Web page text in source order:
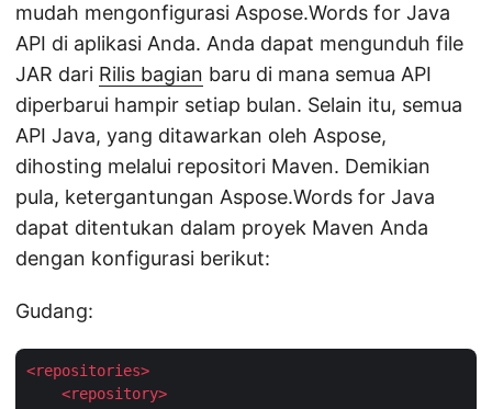
mudah mengonfigurasi Aspose.Words for Java
API di aplikasi Anda. Anda dapat mengunduh file
JAR dari Rilis bagian baru di mana semua API
diperbarui hampir setiap bulan. Selain itu, semua
API Java, yang ditawarkan oleh Aspose,
dihosting melalui repositori Maven. Demikian
pula, ketergantungan Aspose.Words for Java
dapat ditentukan dalam proyek Maven Anda
dengan konfigurasi berikut:
Gudang:
<repositories>
<repository>